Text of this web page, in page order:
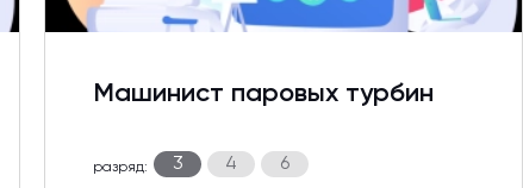
Машинист паровых турбин
разряд: 3 4 6